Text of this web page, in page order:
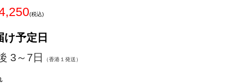
(税込)
け予定日
3～7日
（香港１発送）